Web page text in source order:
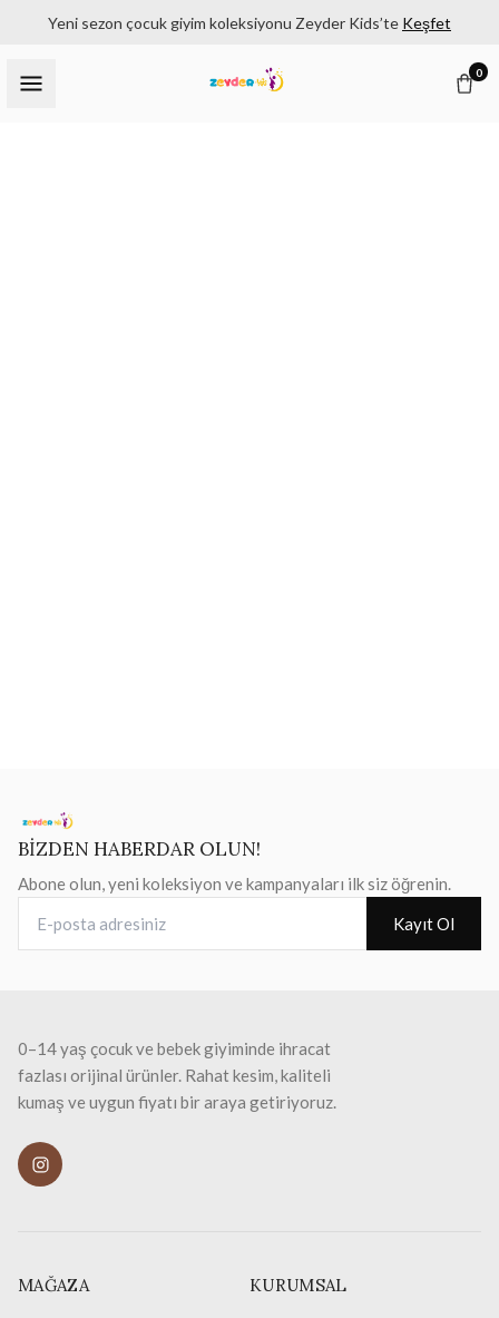
Yeni sezon çocuk giyim koleksiyonu Zeyder Kids’te Keşfet
0
BİZDEN HABERDAR OLUN!
Abone olun, yeni koleksiyon ve kampanyaları ilk siz öğrenin.
Kayıt Ol
0–14 yaş çocuk ve bebek giyiminde ihracat
fazlası orijinal ürünler. Rahat kesim, kaliteli
kumaş ve uygun fiyatı bir araya getiriyoruz.
MAĞAZA KURUMSAL